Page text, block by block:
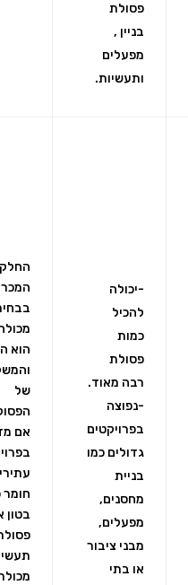
פסולת
בניין ,
מפעלים
ותעשיות.
-יכולה
להכיל
כמות
פסולת
רבה מאוד.
-נפוצה
בפרויקטים
גדולים כמו
בניית
מחסנים,
מפעלים,
מבני ציבור
או בתי
החלק
הוא
של
אם
עתירי
חומר
בטון